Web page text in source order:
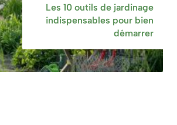
Les 10 outils de jardinage
indispensables pour bien
démarrer